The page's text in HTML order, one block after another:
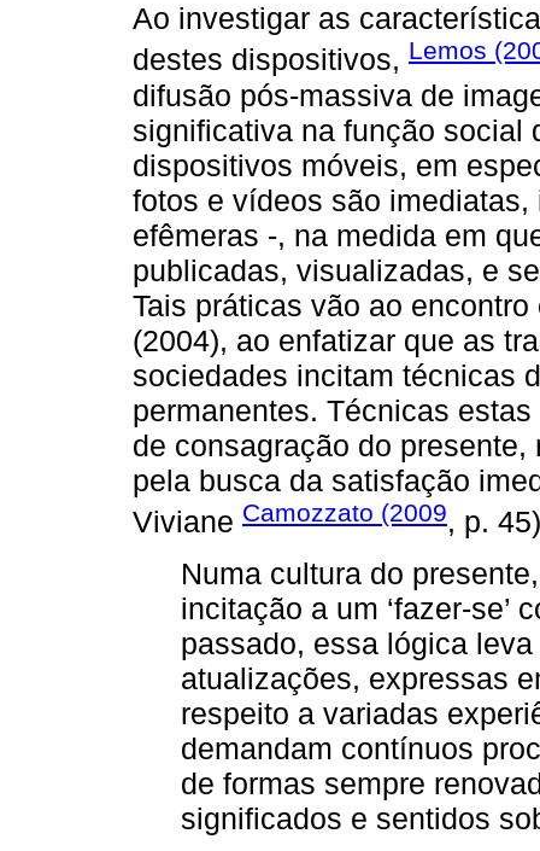
Ao investigar as
destes dispositivos, Lemos
difusão pós-massiva de
significativa na função social
dispositivos móveis, em
fotos e vídeos são
efêmeras -, na medida em
publicadas, visualizadas, e
Tais práticas vão ao
(2004), ao enfatizar que as
sociedades incitam técnicas
permanentes. Técnicas
de consagração do
pela busca da satisfação
Viviane Camozzato (2009, p.
Numa cultura do
incitação a um ‘fazer-se’
passado, essa lógica
atualizações, expressas
respeito a variadas
demandam contínuos
de formas sempre
significados e sentidos